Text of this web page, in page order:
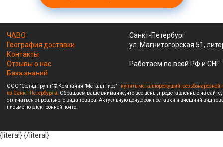
ЧАВО
География доставки
Контакты
Отзывы о нас
База знаний
Санкт-Петербург
ул. Магнитогорская 51,
Работаем по всей РФ и СНГ
ООО "Солид Групп" © Компания "Металл Гирз" - купить металлорежущий,
из Санкт-Петербурга. Обращаем ваше внимание, что все цены, представленные на
отличаться от реального вида товара. Актуальную цену,срок поставки и внешний вид
письме по электронной почте.
{literal}{/literal}